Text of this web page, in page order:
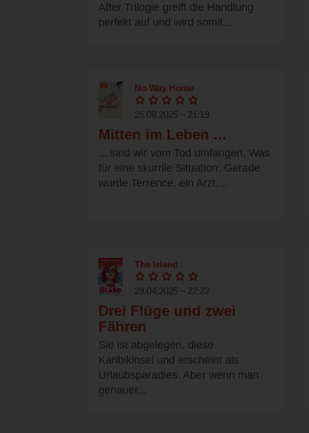
After Trilogie greift die Handlung
perfekt auf und wird somit...
No Way Home
25.08.2025 – 21:19
Mitten im Leben ...
... sind wir vom Tod umfangen. Was
für eine skurrile Situation: Gerade
wurde Terrence, ein Arzt,...
The Island
28.04.2025 – 22:22
Drei Flüge und zwei
Fähren
Sie ist abgelegen, diese
Karibikinsel und erscheint als
Urlaubsparadies. Aber wenn man
genauer...